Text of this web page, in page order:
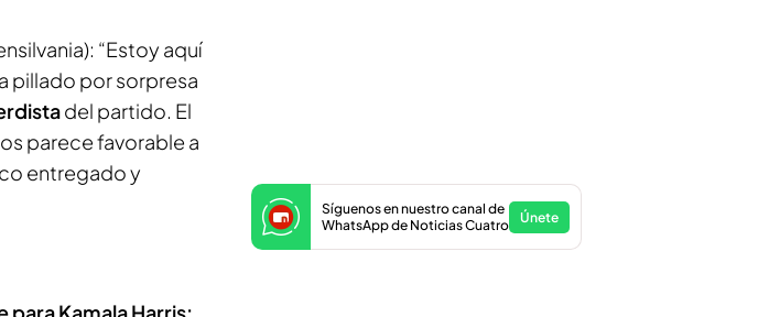
“Estoy aquí
pillado por sorpresa
del partido. El
parece favorable a
entregado y
Síguenos en nuestro canal de
WhatsApp de Noticias Cuatro
Únete